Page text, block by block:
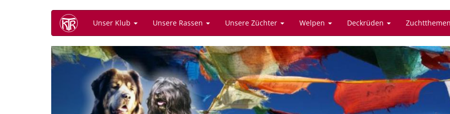
Unser Klub Unsere Rassen Unsere Züchter Welpen Deckrüden
Previous